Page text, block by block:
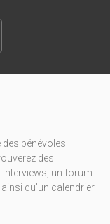
bénévoles
des
interviews, un forum
qu’un calendrier